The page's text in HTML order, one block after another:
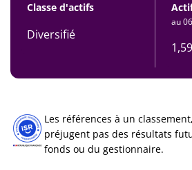
Classe d'actifs
Diversifié
au
Les références à un
préjugent pas des résultats
fonds ou du gestionnaire.